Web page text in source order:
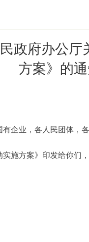
政府办公
方案》的
企业，各人民团体，各
方案》印发给你们，